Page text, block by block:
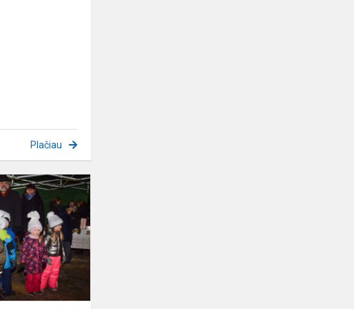
Plačiau
Dalyvavimas
bendruomenės
renginyje